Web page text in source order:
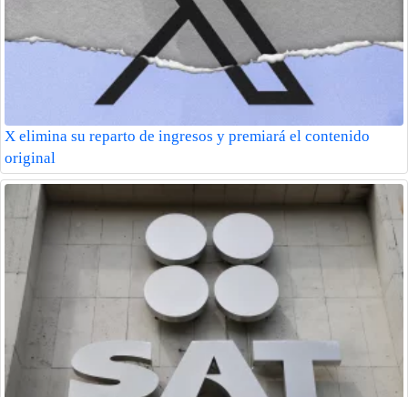
X elimina su reparto de ingresos y premiará el contenido
original